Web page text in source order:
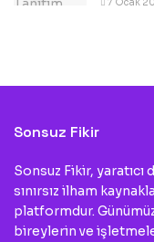
7 Ocak
Sonsuz Fikir
Sonsuz Fikir,
sınırsız ilham
platformdur.
bireylerin ve